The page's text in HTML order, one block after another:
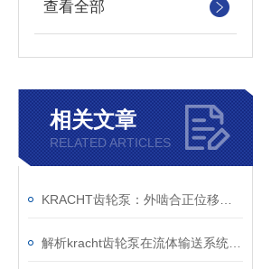
查看全部
相关文章
RELATED ARTICLES